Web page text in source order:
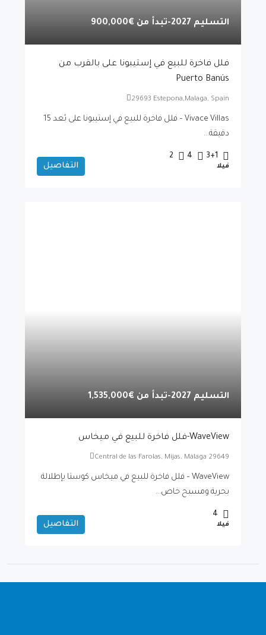
التسليم 2027-تبدأ من €900,000
فلل فاخرة للبيع في إستيبونا على بالقرب من
Puerto Banús
29693 Estepona,Malaga, Spain
Vivace Villas – فلل فاخرة للبيع في إستيبونا على بُعد 15
دقيقة...
3+1
4
2
فيلا التفاصيل
التسليم 2027-تبدأ من €1,535,000
WaveView-فلل فاخرة للبيع في ميخاس
Central de las Farolas, Mijas, Málaga 29649
WaveView – فلل فاخرة للبيع في ميخاس كوستا بإطلالة
بحرية ومسبح خاص...
4
فيلا التفاصيل